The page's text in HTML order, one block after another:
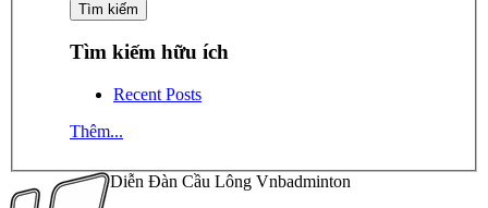
Tìm kiếm hữu ích
Recent Posts
Thêm...
Diễn Đàn Cầu Lông Vnbadminton